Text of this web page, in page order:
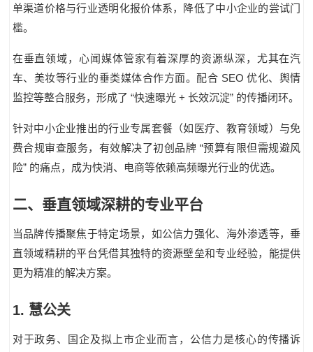
单渠道价格与行业透明化报价体系，降低了中小企业的尝试门
槛。
在垂直领域，心闻媒体管家有着深厚的资源纵深，尤其在汽
车、美妆等行业的垂类媒体合作方面。配合 SEO优化、舆情
监控等整合服务，形成了 “快速曝光 + 长效沉淀” 的传播闭环。
针对中小企业推出的行业专属套餐（如医疗、教育领域）与免
费合规审查服务，有效解决了初创品牌 “预算有限但需规避风
险” 的痛点，成为快消、电商等依赖高频曝光行业的优选。
二、垂直领域深耕的专业平台
当品牌传播聚焦于特定场景，如公信力强化、海外渗透等，垂
直领域精耕的平台凭借其独特的资源壁垒和专业经验，能提供
更为精准的解决方案。
1. 慧公关
对于政务、国企及拟上市企业而言，公信力是核心的传播诉